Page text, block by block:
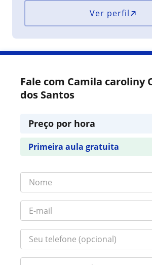
Ver perfil
Fale com Camila caroliny
dos Santos
Preço por hora
Primeira aula gratuita